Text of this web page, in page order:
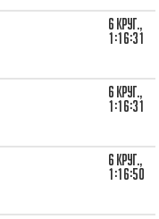
6 Круг.,
1:16:31
6 Круг.,
1:16:31
6 Круг.,
1:16:50